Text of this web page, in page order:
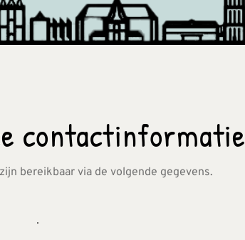
contactinformatie
bereikbaar via de volgende gegevens.